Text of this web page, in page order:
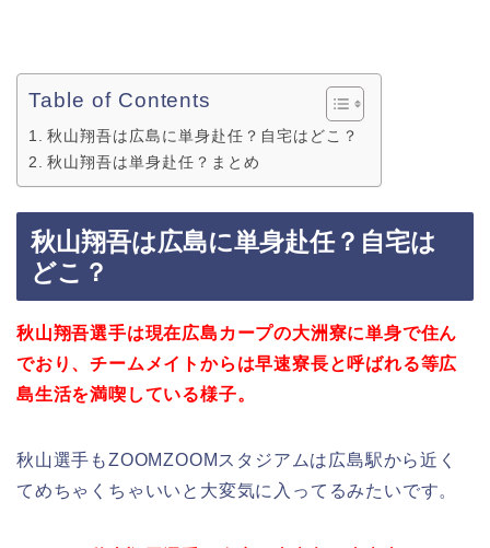
Table of Contents
秋山翔吾は広島に単身赴任？自宅はどこ？
秋山翔吾は単身赴任？まとめ
秋山翔吾は広島に単身赴任？自宅は
どこ？
秋山翔吾選手は現在広島カープの大洲寮に単身で住ん
でおり、チームメイトからは早速寮長と呼ばれる等広
島生活を満喫している様子。
秋山選手もZOOMZOOMスタジアムは広島駅から近く
てめちゃくちゃいいと大変気に入ってるみたいです。